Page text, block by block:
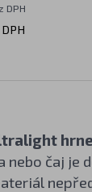
DPH
nebo čaj je